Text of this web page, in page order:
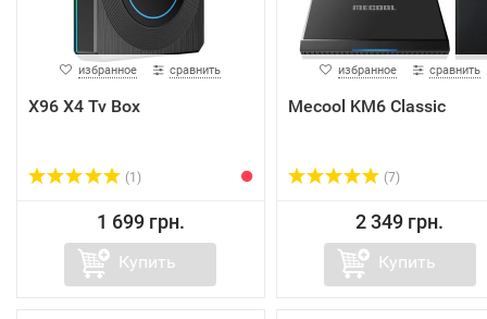
избранное сравнить
X96 X4 Tv Box
(1)
1 699 грн.
Купить
избранное сравнить
Mecool KM6 Classic
(7)
2 349 грн.
Купить